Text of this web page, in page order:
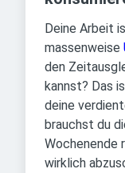
Deine Arbeit
massenweise
den
kannst? Das
deine
brauchst du
Wochenende
wirklich